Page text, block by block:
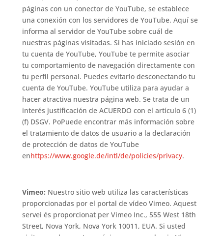
páginas con un conector de YouTube, se establece
una conexión con los servidores de YouTube. Aquí se
informa al servidor de YouTube sobre cuál de
nuestras páginas visitadas. Si has iniciado sesión en
tu cuenta de YouTube, YouTube te permite asociar
tu comportamiento de navegación directamente con
tu perfil personal. Puedes evitarlo desconectando tu
cuenta de YouTube. YouTube utiliza para ayudar a
hacer atractiva nuestra página web. Se trata de un
interés justificación de ACUERDO con el artículo 6 (1)
(f) DSGV. PoPuede encontrar más información sobre
el tratamiento de datos de usuario a la declaración
de protección de datos de YouTube
enhttps://www.google.de/intl/de/policies/privacy.
Vimeo: Nuestro sitio web utiliza las características
proporcionadas por el portal de vídeo Vimeo. Aquest
servei és proporcionat per Vimeo Inc., 555 West 18th
Street, Nova York, Nova York 10011, EUA. Si usted